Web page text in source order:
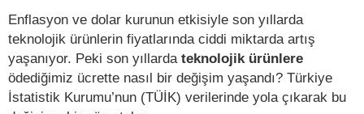
Enflasyon ve dolar kurunun etkisiyle son yıllarda
teknolojik ürünlerin fiyatlarında ciddi miktarda artış
yaşanıyor. Peki son yıllarda teknolojik ürünlere
ödediğimiz ücrette nasıl bir değişim yaşandı? Türkiye
İstatistik Kurumu’nun (TÜİK) verilerinde yola çıkarak bu